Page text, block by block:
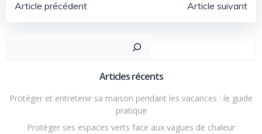
Navigation
l’article
Article précédent
de
l’article
Article suivant
Articles récents
Protéger et entretenir sa maison pendant les vacances : le guide
pratique
Protéger ses espaces verts face aux vagues de chaleur